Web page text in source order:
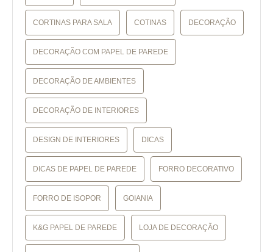
CORTINAS PARA SALA COTINAS DECORAÇÃO
DECORAÇÃO COM PAPEL DE PAREDE
DECORAÇÃO DE AMBIENTES
DECORAÇÃO DE INTERIORES
DESIGN DE INTERIORES DICAS
DICAS DE PAPEL DE PAREDE FORRO DECORATIVO
FORRO DE ISOPOR GOIANIA
K&G PAPEL DE PAREDE LOJA DE DECORAÇÃO